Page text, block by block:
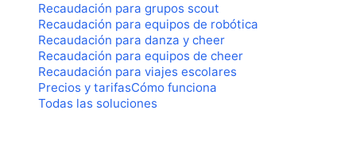
Recaudación para grupos scout
Recaudación para equipos de robótica
Recaudación para danza y cheer
Recaudación para equipos de cheer
Recaudación para viajes escolares
Precios y tarifasCómo funciona
Todas las soluciones